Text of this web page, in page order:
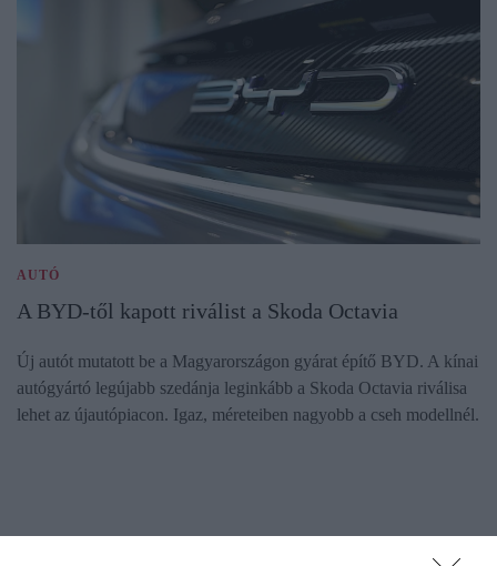
AUTÓ
A BYD-től kapott riválist a Skoda Octavia
Új autót mutatott be a Magyarországon gyárat építő BYD. A kínai
autógyártó legújabb szedánja leginkább a Skoda Octavia riválisa
lehet az újautópiacon. Igaz, méreteiben nagyobb a cseh modellnél.